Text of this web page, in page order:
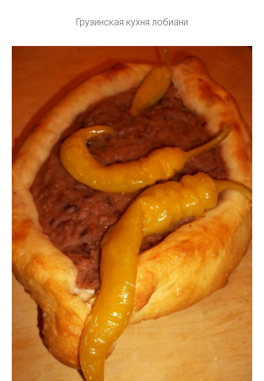
Грузинская кухня лобиани